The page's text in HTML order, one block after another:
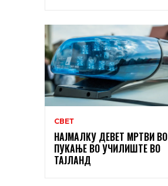
СВЕТ
НАЈМАЛКУ ДЕВЕТ МРТВИ ВО
ПУКАЊЕ ВО УЧИЛИШТЕ ВО
ТАЈЛАНД